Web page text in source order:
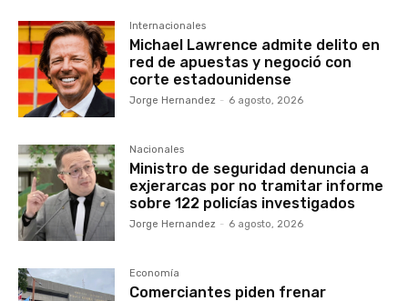
Internacionales
Michael Lawrence admite delito en
red de apuestas y negoció con
corte estadounidense
Jorge Hernandez - 6 agosto, 2026
Nacionales
Ministro de seguridad denuncia a
exjerarcas por no tramitar informe
sobre 122 policías investigados
Jorge Hernandez - 6 agosto, 2026
Economía
Comerciantes piden frenar